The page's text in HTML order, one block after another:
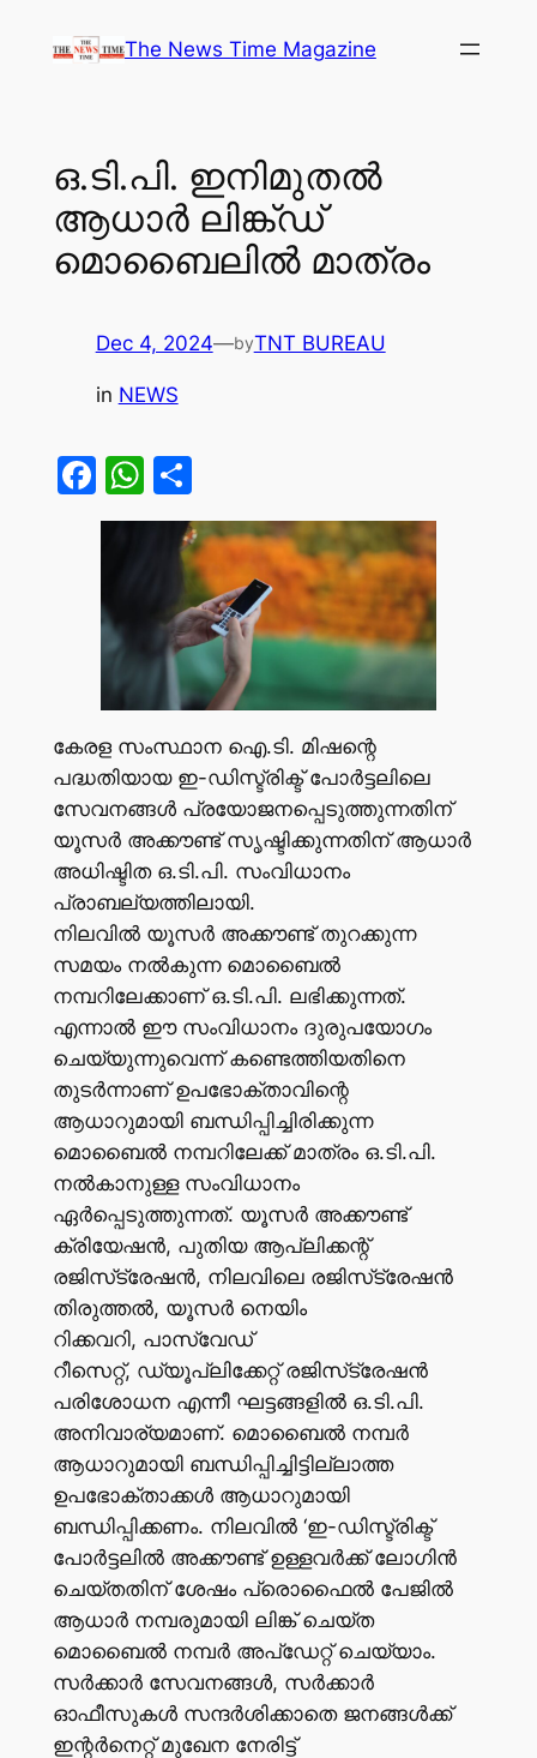
The News Time Magazine
ഒ.ടി.പി. ഇനിമുതൽ
ആധാർ ലിങ്ക്ഡ്
മൊബൈലിൽ മാത്രം
Dec 4, 2024—byTNT BUREAU
in NEWS
Facebook
WhatsApp
Share
കേരള സംസ്ഥാന ഐ.ടി. മിഷന്റെ
പദ്ധതിയായ ഇ-ഡിസ്ട്രിക്ട് പോർട്ടലിലെ
സേവനങ്ങൾ പ്രയോജനപ്പെടുത്തുന്നതിന്
യൂസർ അക്കൗണ്ട് സൃഷ്ടിക്കുന്നതിന് ആധാർ
അധിഷ്ടിത ഒ.ടി.പി. സംവിധാനം
പ്രാബല്യത്തിലായി.
നിലവിൽ യൂസർ അക്കൗണ്ട് തുറക്കുന്ന
സമയം നൽകുന്ന മൊബൈൽ
നമ്പറിലേക്കാണ് ഒ.ടി.പി. ലഭിക്കുന്നത്.
എന്നാൽ ഈ സംവിധാനം ദുരുപയോഗം
ചെയ്യുന്നുവെന്ന് കണ്ടെത്തിയതിനെ
തുടർന്നാണ് ഉപഭോക്താവിന്റെ
ആധാറുമായി ബന്ധിപ്പിച്ചിരിക്കുന്ന
മൊബൈൽ നമ്പറിലേക്ക് മാത്രം ഒ.ടി.പി.
നൽകാനുള്ള സംവിധാനം
ഏർപ്പെടുത്തുന്നത്. യൂസർ അക്കൗണ്ട്
ക്രിയേഷൻ, പുതിയ ആപ്ലിക്കന്റ്
രജിസ്‌ട്രേഷൻ, നിലവിലെ രജിസ്‌ട്രേഷൻ
തിരുത്തൽ, യൂസർ നെയിം
റിക്കവറി, പാസ്‌വേഡ്‌
റീസെറ്റ്, ഡ്യൂപ്ലിക്കേറ്റ് രജിസ്‌ട്രേഷൻ
പരിശോധന എന്നീ ഘട്ടങ്ങളിൽ ഒ.ടി.പി.
അനിവാര്യമാണ്. മൊബൈൽ നമ്പർ
ആധാറുമായി ബന്ധിപ്പിച്ചിട്ടില്ലാത്ത
ഉപഭോക്താക്കൾ ആധാറുമായി
ബന്ധിപ്പിക്കണം. നിലവിൽ ‘ഇ-ഡിസ്ട്രിക്ട്
പോർട്ടലിൽ അക്കൗണ്ട് ഉള്ളവർക്ക് ലോഗിൻ
ചെയ്തതിന് ശേഷം പ്രൊഫൈൽ പേജിൽ
ആധാർ നമ്പരുമായി ലിങ്ക് ചെയ്ത
മൊബൈൽ നമ്പർ അപ്‌ഡേറ്റ് ചെയ്യാം.
സർക്കാർ സേവനങ്ങൾ, സർക്കാർ
ഓഫീസുകൾ സന്ദർശിക്കാതെ ജനങ്ങൾക്ക്
ഇന്റർനെറ്റ് മുഖേന നേരിട്ട്